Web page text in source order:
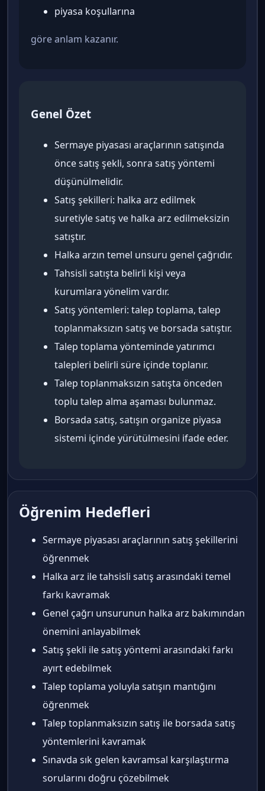
piyasa koşullarına
göre anlam kazanır.
Genel Özet
Sermaye piyasası araçlarının satışında
önce satış şekli, sonra satış yöntemi
düşünülmelidir.
Satış şekilleri: halka arz edilmek
suretiyle satış ve halka arz edilmeksizin
satıştır.
Halka arzın temel unsuru genel çağrıdır.
Tahsisli satışta belirli kişi veya
kurumlara yönelim vardır.
Satış yöntemleri: talep toplama, talep
toplanmaksızın satış ve borsada satıştır.
Talep toplama yönteminde yatırımcı
talepleri belirli süre içinde toplanır.
Talep toplanmaksızın satışta önceden
toplu talep alma aşaması bulunmaz.
Borsada satış, satışın organize piyasa
sistemi içinde yürütülmesini ifade eder.
Öğrenim Hedefleri
Sermaye piyasası araçlarının satış şekillerini
öğrenmek
Halka arz ile tahsisli satış arasındaki temel
farkı kavramak
Genel çağrı unsurunun halka arz bakımından
önemini anlayabilmek
Satış şekli ile satış yöntemi arasındaki farkı
ayırt edebilmek
Talep toplama yoluyla satışın mantığını
öğrenmek
Talep toplanmaksızın satış ile borsada satış
yöntemlerini kavramak
Sınavda sık gelen kavramsal karşılaştırma
sorularını doğru çözebilmek